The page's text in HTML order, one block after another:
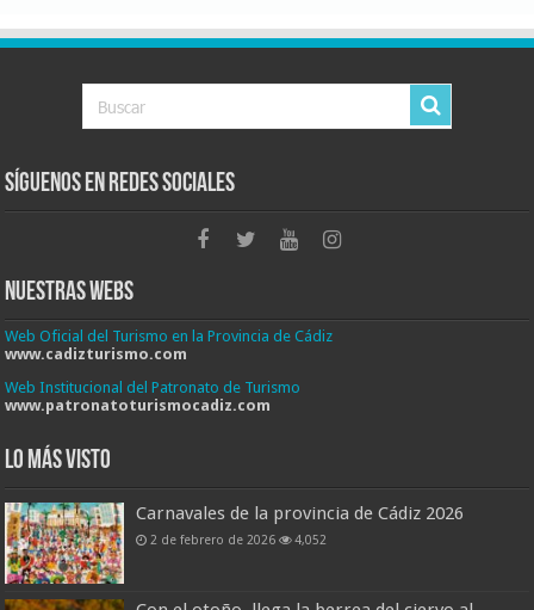
Síguenos en Redes Sociales
Nuestras Webs
Web Oficial del Turismo en la Provincia de Cádiz
www.cadizturismo.com
Web Institucional del Patronato de Turismo
www.patronatoturismocadiz.com
Lo más visto
Carnavales de la provincia de Cádiz 2026
2 de febrero de 2026 4,052